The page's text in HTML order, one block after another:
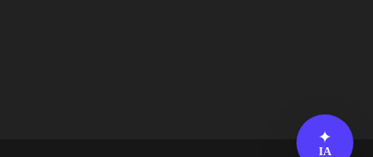
✦
IA